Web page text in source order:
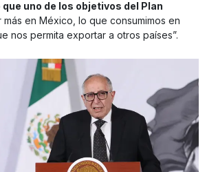
uno de los objetivos del Plan
más en México, lo que consumimos en
nos permita exportar a otros países”.